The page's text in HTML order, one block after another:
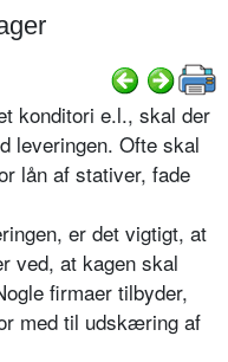
konditori e.l., skal der
leveringen. Ofte skal
lån af stativer, fade
er det vigtigt, at
ved, at kagen skal
firmaer tilbyder,
med til udskæring af